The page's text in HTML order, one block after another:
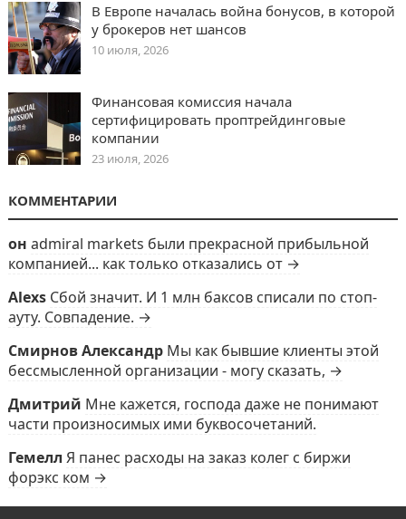
В Европе началась война бонусов, в которой
у брокеров нет шансов
10 июля, 2026
Финансовая комиссия начала
сертифицировать проптрейдинговые
компании
23 июля, 2026
КОММЕНТАРИИ
он admiral markets были прекрасной прибыльной
компанией... как только отказались от →
Alexs Сбой значит. И 1 млн баксов списали по стоп-
ауту. Совпадение. →
Смирнов Александр Мы как бывшие клиенты этой
бессмысленной организации - могу сказать, →
Дмитрий Мне кажется, господа даже не понимают
части произносимых ими буквосочетаний.
Гемелл Я панес расходы на заказ колег с биржи
форэкс ком →